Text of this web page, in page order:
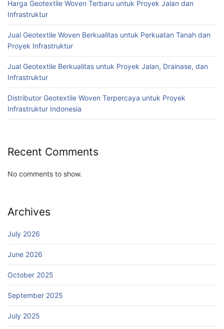
Harga Geotextile Woven Terbaru untuk Proyek Jalan dan
Infrastruktur
Jual Geotextile Woven Berkualitas untuk Perkuatan Tanah dan
Proyek Infrastruktur
Jual Geotextile Berkualitas untuk Proyek Jalan, Drainase, dan
Infrastruktur
Distributor Geotextile Woven Terpercaya untuk Proyek
Infrastruktur Indonesia
Recent Comments
No comments to show.
Archives
July 2026
June 2026
October 2025
September 2025
July 2025